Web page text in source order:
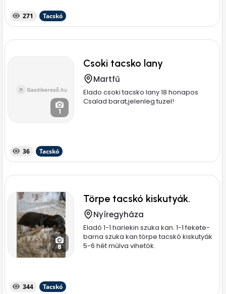
271 Tacskó
1
Csoki tacsko lany
Martfű
Elado csoki tacsko lany 18 honapos
Csalad barat,jelenleg tuzel!
36 Tacskó
8
Törpe tacskó kiskutyák.
Nyíregyháza
Eladó 1-1 harlekin szuka kan. 1-1 fekete-
barna szuka kan törpe tacskó kiskutyák
5-6 hét múlva vihetök.
344 Tacskó